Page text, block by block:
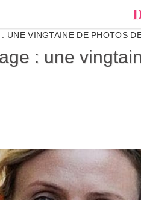
UNE VINGTAINE DE PHOTOS
: une